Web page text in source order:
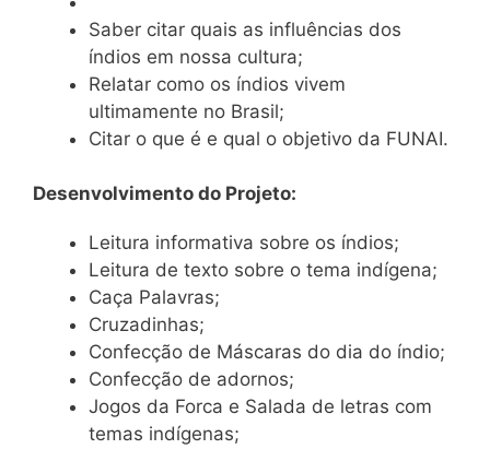
Saber citar quais as influências dos
índios em nossa cultura;
Relatar como os índios vivem
ultimamente no Brasil;
Citar o que é e qual o objetivo da FUNAI.
Desenvolvimento do Projeto:
Leitura informativa sobre os índios;
Leitura de texto sobre o tema indígena;
Caça Palavras;
Cruzadinhas;
Confecção de Máscaras do dia do índio;
Confecção de adornos;
Jogos da Forca e Salada de letras com
temas indígenas;